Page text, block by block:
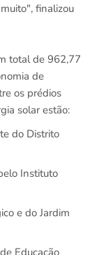
finalizou
total de 962,77
de
os prédios
solar estão:
do Distrito
Instituto
e do Jardim